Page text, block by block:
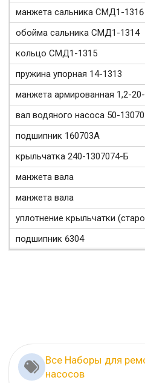
манжета сальника СМД1-1316
обойма сальника СМД1-1314
кольцо СМД1-1315
пружина упорная 14-1313
манжета армированная 1,2-
вал водяного насоса 50-
подшипник 160703А
крыльчатка 240-1307074-Б
манжета вала
манжета вала
уплотнение крыльчатки
подшипник 6304
Все Наборы для
насосов